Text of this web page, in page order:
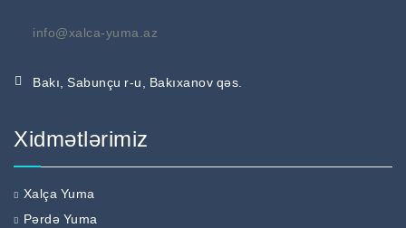
info@xalca-yuma.az
Bakı, Sabunçu r-u, Bakıxanov qəs.
Xidmətlərimiz
Xalça Yuma
Pərdə Yuma